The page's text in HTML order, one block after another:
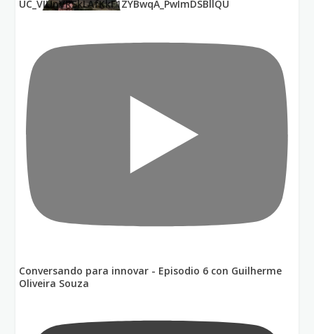
UC_VIUnVRSkLAfKkF1ZYBwqA_PwImDSBllQU
Conversando para innovar - Episodio 6 con Guilherme
Oliveira Souza